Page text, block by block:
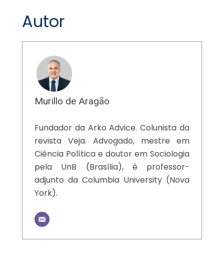
Autor
Murillo de Aragão
Fundador da Arko Advice. Colunista da
revista Veja. Advogado, mestre em
Ciência Política e doutor em Sociologia
pela UnB (Brasília), é professor-
adjunto da Columbia University (Nova
York).